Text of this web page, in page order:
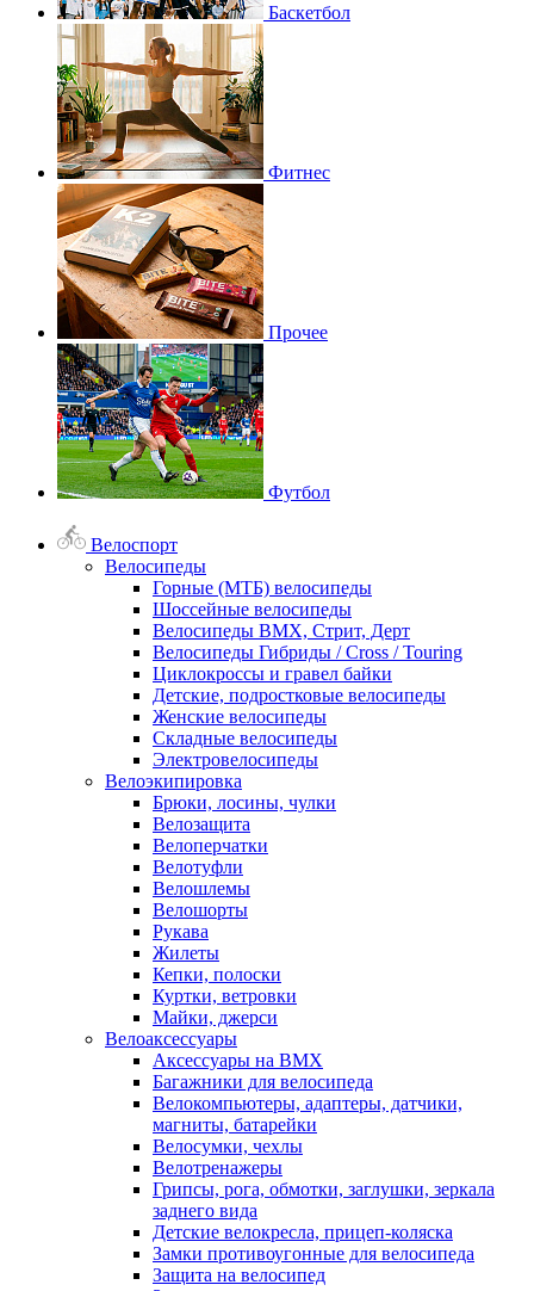
Баскетбол
Фитнес
Прочее
Футбол
Велоспорт
Велосипеды
Горные (МТБ) велосипеды
Шоссейные велосипеды
Велосипеды BMX, Стрит, Дерт
Велосипеды Гибриды / Cross / Touring
Циклокроссы и гравел байки
Детские, подростковые велосипеды
Женские велосипеды
Складные велосипеды
Электровелосипеды
Велоэкипировка
Брюки, лосины, чулки
Велозащита
Велоперчатки
Велотуфли
Велошлемы
Велошорты
Рукава
Жилеты
Кепки, полоски
Куртки, ветровки
Майки, джерси
Велоаксессуары
Аксессуары на BMX
Багажники для велосипеда
Велокомпьютеры, адаптеры, датчики,
магниты, батарейки
Велосумки, чехлы
Велотренажеры
Грипсы, рога, обмотки, заглушки, зеркала
заднего вида
Детские велокресла, прицеп-коляска
Замки противоугонные для велосипеда
Защита на велосипед